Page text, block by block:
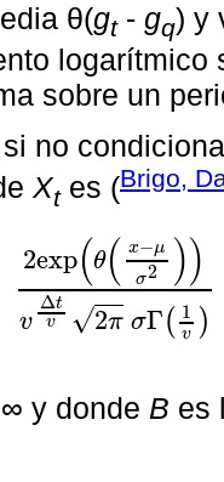
θ(gt- gq) y
logarítmico
sobre un
no
Xtes (Brigo,
2exp(θ( x−μ
σ2 ))
v
Δt
v
2π
√ σΓ( 1
v )
π σΓ1vx-μ2σ2v+θ2∆tv-12·
y donde B es